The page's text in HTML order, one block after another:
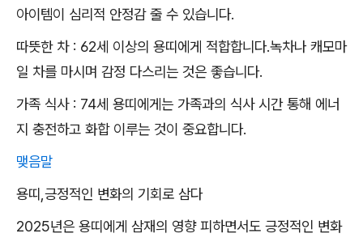
아이템이 심리적 안정감 줄 수 있습니다.
따뜻한 차 : 62세 이상의 용띠에게 적합합니다.녹차나 캐모마
일 차를 마시며 감정 다스리는 것은 좋습니다.
가족 식사 : 74세 용띠에게는 가족과의 식사 시간 통해 에너
지 충전하고 화합 이루는 것이 중요합니다.
맺음말
용띠,긍정적인 변화의 기회로 삼다
2025년은 용띠에게 삼재의 영향 피하면서도 긍정적인 변화